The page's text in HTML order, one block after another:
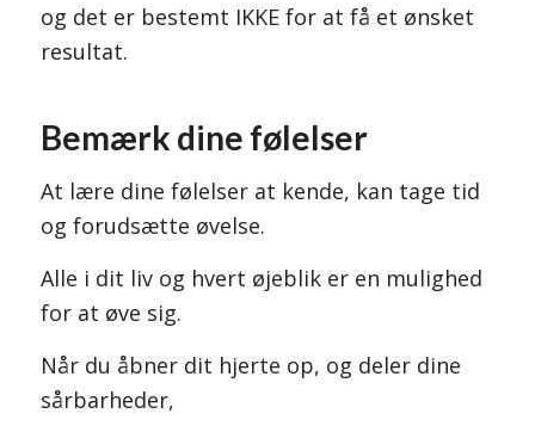
og det er bestemt IKKE for at få et ønsket
resultat.
Bemærk dine følelser
At lære dine følelser at kende, kan tage tid
og forudsætte øvelse.
Alle i dit liv og hvert øjeblik er en mulighed
for at øve sig.
Når du åbner dit hjerte op, og deler dine
sårbarheder,